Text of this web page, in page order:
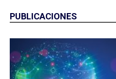
PUBLICACIONES